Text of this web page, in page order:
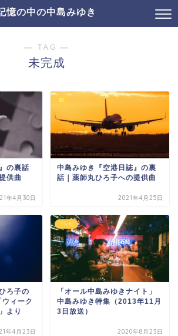
憶の中の中島みゆき
― TAG ―
未完成
の裏話
供曲
年4月30日
曲
中島みゆき『空港日誌』の裏
話｜薬師丸ひろ子への提供曲
2021年4月25日
ろ子の
ィーク
より
年4月23日
テレビ
「オール中島みゆきナイト」
中島みゆき特集（2013年11月
3日放送）
2020年8月23日